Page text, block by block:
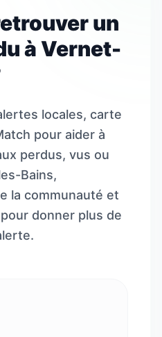
un
à Vernet-
locales, carte
pour aider à
perdus, vus ou
Bains,
la communauté et
donner plus de